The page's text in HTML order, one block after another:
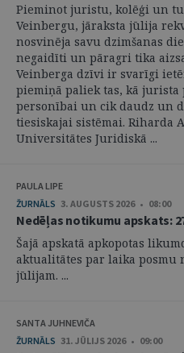
Pieminot juristu, kolēģi un
Veinbergu, jāraksta jūlija
nosvinēja savu dzimšanas
negaidīti un pāragri tika
Veinberga dzīvi ir svarīgi
piemiņā paliek tas, kā
personībai un cik daudz un
tiesiskajai sistēmai. Riharda
Universitātes Juridiskā ...
PAULA LIPE
ŽURNĀLS 3. AUGUSTS 2026 • 08:00
Nedēļas notikumu apskats:
Šajā apskatā apkopotas
aktualitātes par laika posmu
jūlijam. ...
SANTA JUHNEVIČA
ŽURNĀLS 31. JŪLIJS 2026 • 09:00